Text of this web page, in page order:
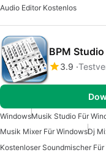
Audio Editor Kostenlos
BPM Studio
3.9
WindowsMusik Studio Für
Musik Mixer Für WindowsDj